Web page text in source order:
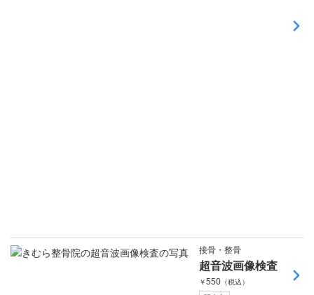
接骨・整骨
超音波画像検査
￥550 （税込）